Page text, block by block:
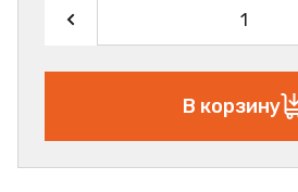
В корзину